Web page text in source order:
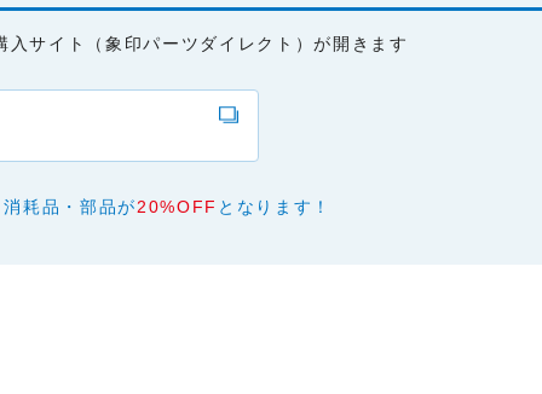
サイト（象印パーツダイレクト）が開きます
耗品・部品が20%OFF となります！